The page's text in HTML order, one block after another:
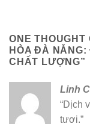
ONE THOUGHT
HÒA ĐÀ
CHẤT LƯỢNG”
Linh
“Dịch
tươi.”